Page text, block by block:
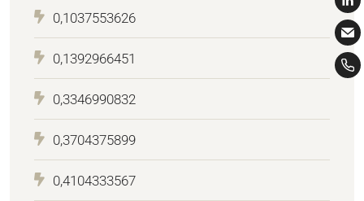
0,1037553626
0,1392966451
0,3346990832
0,3704375899
0,4104333567